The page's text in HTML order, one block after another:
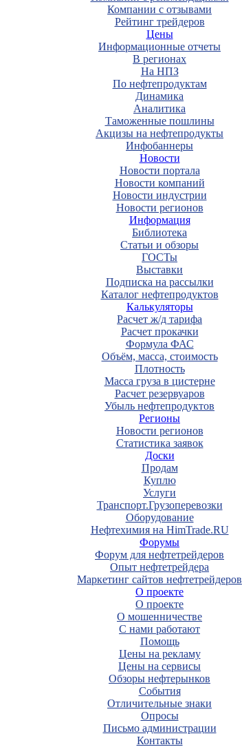
Компании с отзывами
Рейтинг трейдеров
Цены
Информационные отчеты
В регионах
На НПЗ
По нефтепродуктам
Динамика
Аналитика
Таможенные пошлины
Акцизы на нефтепродукты
Инфобаннеры
Новости
Новости портала
Новости компаний
Новости индустрии
Новости регионов
Информация
Библиотека
Статьи и обзоры
ГОСТы
Выставки
Подписка на рассылки
Каталог нефтепродуктов
Калькуляторы
Расчет ж/д тарифа
Расчет прокачки
Формула ФАС
Объём, масса, стоимость
Плотность
Масса груза в цистерне
Расчет резервуаров
Убыль нефтепродуктов
Регионы
Новости регионов
Статистика заявок
Доски
Продам
Куплю
Услуги
Транспорт.Грузоперевозки
Оборудование
Нефтехимия на HimTrade.RU
Форумы
Форум для нефтетрейдеров
Опыт нефтетрейдера
Маркетинг сайтов нефтетрейдеров
О проекте
О проекте
О мошенничестве
С нами работают
Помощь
Цены на рекламу
Цены на сервисы
Обзоры нефтерынков
События
Отличительные знаки
Опросы
Письмо администрации
Контакты